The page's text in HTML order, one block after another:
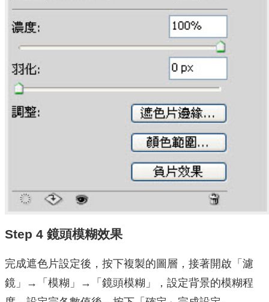
Step 4 鏡頭模糊效果
完成遮色片設定後，按下複製的圖層，接著開啟「濾
鏡」→「模糊」→「鏡頭模糊」，設定背景的模糊程